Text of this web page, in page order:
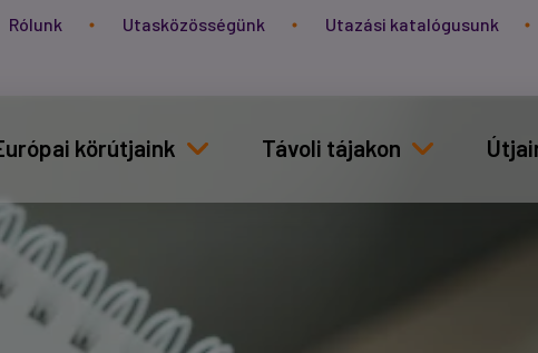
Rólunk Utasközösségünk Utazási katalógusunk
körútjaink Távoli tájakon